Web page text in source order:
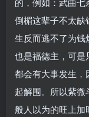
倒楣这辈子不太
生反而逃不了为钱
也是福德主，可是
都会有大事发生，
起解围。所以紫
般人以为的旺上